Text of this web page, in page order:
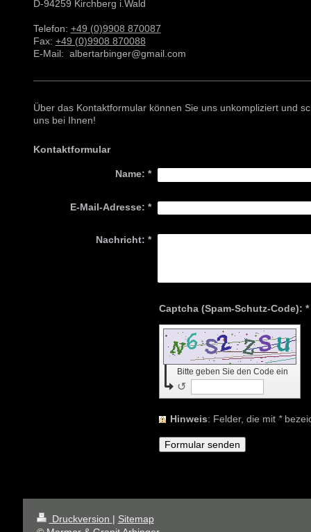
D-94259 Kirchberg i.Wald
Telefon: +49 (0)9908 870087
Fax: +49 (0)9908 870088
E-Mail: albertarbinger@gmail.com
Über das Kontaktformular können Sie uns unkompliziert und
uns bei Ihnen!
Kontaktformular
Name: *
E-Mail-Adresse: *
Nachricht: *
Captcha (Spam-Schutz-Code): *
Bitte geben Sie den Code ein
↺
Hinweis : Felder, die mit *
Druckversion | Sitemap